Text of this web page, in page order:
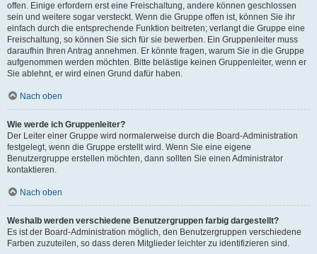
offen. Einige erfordern erst eine Freischaltung, andere können geschlossen
sein und weitere sogar versteckt. Wenn die Gruppe offen ist, können Sie ihr
einfach durch die entsprechende Funktion beitreten; verlangt die Gruppe eine
Freischaltung, so können Sie sich für sie bewerben. Ein Gruppenleiter muss
daraufhin Ihren Antrag annehmen. Er könnte fragen, warum Sie in die Gruppe
aufgenommen werden möchten. Bitte belästige keinen Gruppenleiter, wenn er
Sie ablehnt, er wird einen Grund dafür haben.
Nach oben
Wie werde ich Gruppenleiter?
Der Leiter einer Gruppe wird normalerweise durch die Board-Administration
festgelegt, wenn die Gruppe erstellt wird. Wenn Sie eine eigene
Benutzergruppe erstellen möchten, dann sollten Sie einen Administrator
kontaktieren.
Nach oben
Weshalb werden verschiedene Benutzergruppen farbig dargestellt?
Es ist der Board-Administration möglich, den Benutzergruppen verschiedene
Farben zuzuteilen, so dass deren Mitglieder leichter zu identifizieren sind.